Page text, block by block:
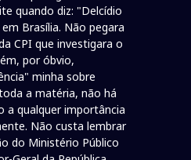
quando diz: "Delcídio
Brasília. Não pegara
CPI que investigara o
por óbvio,
minha sobre
a matéria, não há
a qualquer importância
Não custa lembrar
do Ministério Público